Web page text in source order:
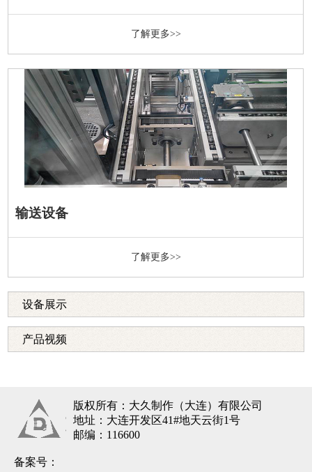
了解更多>>
输送设备
了解更多>>
设备展示
产品视频
版权所有：大久制作（大连）有限公司
地址：大连开发区41#地天云街1号
邮编：116600
备案号：